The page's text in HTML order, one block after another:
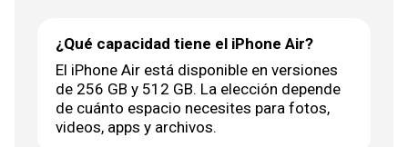
¿Qué capacidad tiene el iPhone Air?
El iPhone Air está disponible en versiones
de 256 GB y 512 GB. La elección depende
de cuánto espacio necesites para fotos,
videos, apps y archivos.